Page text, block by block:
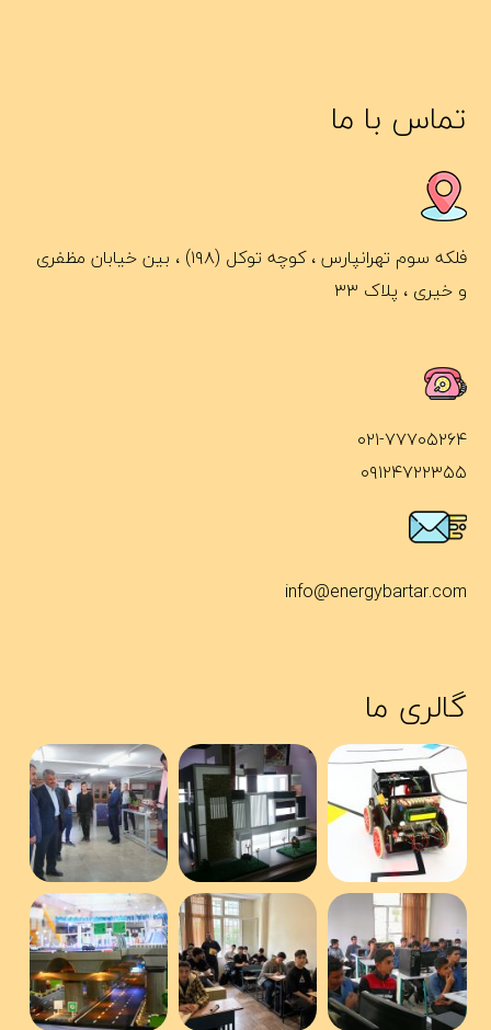
تماس با ما
فلکه سوم تهرانپارس ، کوچه توکل (۱۹۸) ، بین خیابان مظفری
و خیری ، پلاک ۳۳
۰۲۱-۷۷۷۰۵۲۶۴
۰۹۱۲۴۷۲۲۳۵۵
info@energybartar.com
گالری ما